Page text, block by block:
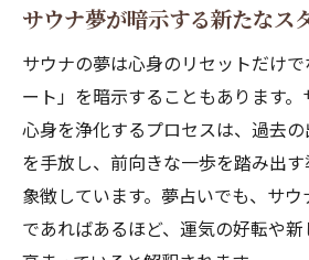
サウナ夢が暗示する新たなス
サウナの夢は心身のリセットだけ
ート」を暗示することもあります。
心身を浄化するプロセスは、過去
を手放し、前向きな一歩を踏み出
象徴しています。夢占いでも、サ
であればあるほど、運気の好転や